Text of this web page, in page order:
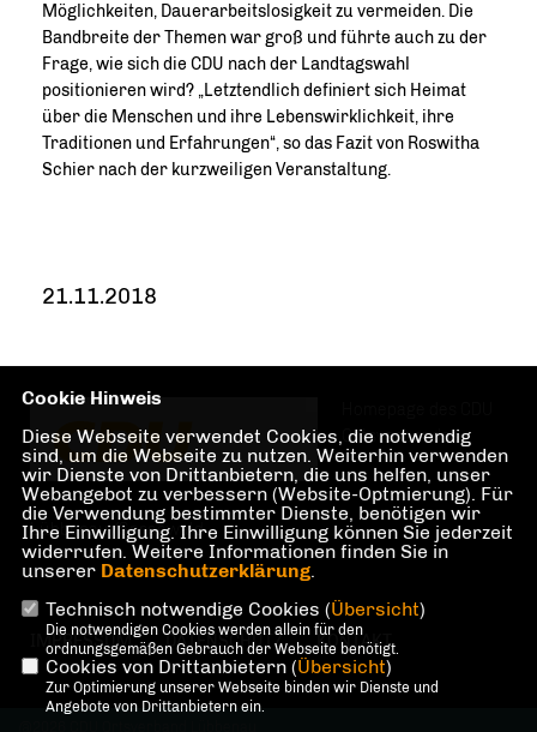
Möglichkeiten, Dauerarbeitslosigkeit zu vermeiden. Die
Bandbreite der Themen war groß und führte auch zu der
Frage, wie sich die CDU nach der Landtagswahl
positionieren wird? „Letztendlich definiert sich Heimat
über die Menschen und ihre Lebenswirklichkeit, ihre
Traditionen und Erfahrungen“, so das Fazit von Roswitha
Schier nach der kurzweiligen Veranstaltung.
21.11.2018
Ortsverbandes
Lübbenau/Spreewald
IMPRESSUM DATENSCHUTZ KONTAKT
Cookie Hinweis
Diese Webseite verwendet Cookies, die notwendig
sind, um die Webseite zu nutzen. Weiterhin verwenden
wir Dienste von Drittanbietern, die uns helfen, unser
Webangebot zu verbessern (Website-Optmierung). Für
die Verwendung bestimmter Dienste, benötigen wir
Ihre Einwilligung. Ihre Einwilligung können Sie jederzeit
widerrufen. Weitere Informationen finden Sie in
unserer Datenschutzerklärung.
Technisch notwendige Cookies (Übersicht)
Die notwendigen Cookies werden allein für den
ordnungsgemäßen Gebrauch der Webseite benötigt.
Cookies von Drittanbietern (Übersicht)
Zur Optimierung unserer Webseite binden wir Dienste und
Angebote von Drittanbietern ein.